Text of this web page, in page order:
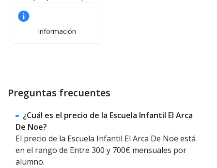
Información
Preguntas frecuentes
¿Cuál es el precio de la Escuela Infantil El Arca
De Noe?
El precio de la Escuela Infantil El Arca De Noe está
en el rango de Entre 300 y 700€ mensuales por
alumno.